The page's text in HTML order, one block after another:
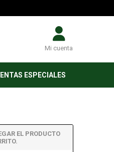
Mi cuenta
ESPECIALES
EL PRODUCTO